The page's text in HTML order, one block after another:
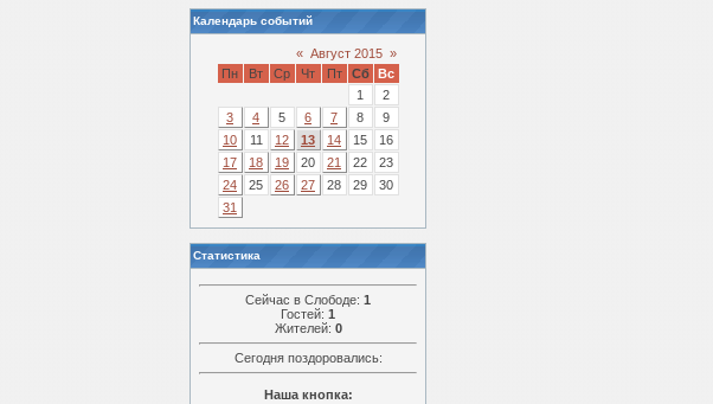
Календарь событий
« Август 2015 »
Пн
Вт Ср Чт Пт Сб
Вс
1
2
3
4 5 6 7 8
9
10
11 12 13 14 15
16
17
18 19 20 21 22
23
24
25 26 27 28 29
30
31
Статистика
Сейчас в Слободе: 1
Гостей: 1
Жителей: 0
Сегодня поздоровались:
Наша кнопка: